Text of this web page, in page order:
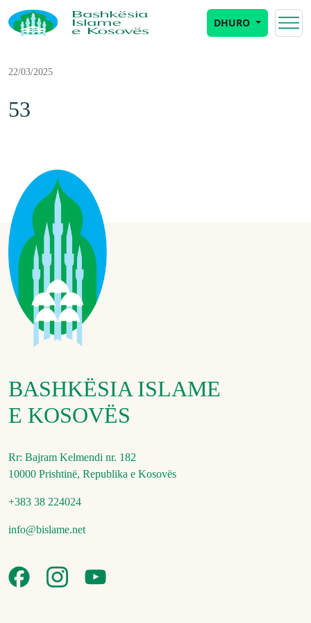
DHURO
22/03/2025
53
BASHKËSIA ISLAME
E KOSOVËS
Rr: Bajram Kelmendi nr. 182
10000 Prishtinë, Republika e Kosovës
+383 38 224024
info@bislame.net